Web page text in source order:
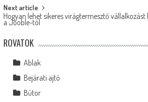
Next article
Hogyan lehet sikeres virágtermesztő vállalkozást
a Jooble-tól
ROVATOK
Ablak
Bejárati ajtó
Bútor